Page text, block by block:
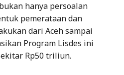
hanya persoalan
pemerataan dan
dari Aceh sampai
Program Lisdes ini
Rp50 triliun.